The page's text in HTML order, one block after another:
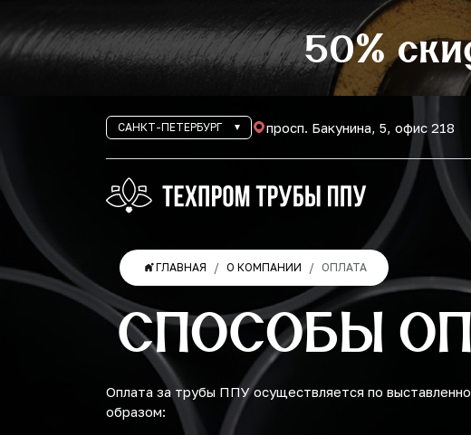
50%
САНКТ-ПЕТЕРБУРГ просп. Бакунина, 5, офис 218
ГЛАВНАЯ О КОМПАНИИ ОПЛАТА
СПОСОБЫ
Оплата за трубы ППУ осуществляется по
образом: